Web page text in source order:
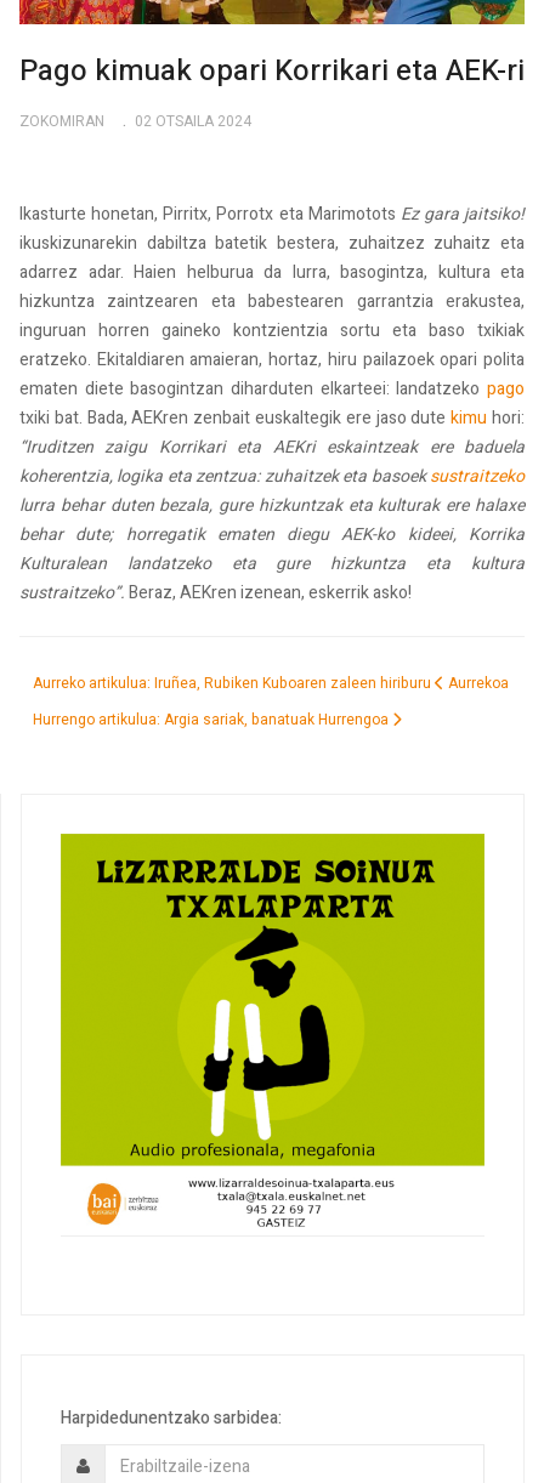
Pago kimuak opari Korrikari eta AEK-ri
ZOKOMIRAN 02 OTSAILA 2024
Ikasturte honetan, Pirritx, Porrotx eta Marimotots Ez gara jaitsiko!
ikuskizunarekin dabiltza batetik bestera, zuhaitzez zuhaitz eta
adarrez adar. Haien helburua da lurra, basogintza, kultura eta
hizkuntza zaintzearen eta babestearen garrantzia erakustea,
inguruan horren gaineko kontzientzia sortu eta baso txikiak
eratzeko. Ekitaldiaren amaieran, hortaz, hiru pailazoek opari polita
ematen diete basogintzan diharduten elkarteei: landatzeko pago
txiki bat. Bada, AEKren zenbait euskaltegik ere jaso dutekimu hori:
“Iruditzen zaigu Korrikari eta AEKri eskaintzeak ere baduela
koherentzia, logika eta zentzua: zuhaitzek eta basoeksustraitzeko
lurra behar duten bezala, gure hizkuntzak eta kulturak ere halaxe
behar dute; horregatik ematen diegu AEK-ko kideei, Korrika
Kulturalean landatzeko eta gure hizkuntza eta kultura
sustraitzeko”.Beraz, AEKren izenean, eskerrik asko!
Aurreko artikulua: Iruñea, Rubiken Kuboaren zaleen hiriburu
Aurrekoa
Hurrengo artikulua: Argia sariak, banatuakHurrengoa
Harpidedunentzako sarbidea: